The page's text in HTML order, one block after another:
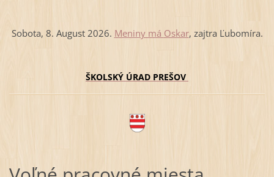
Sobota, 8. August 2026. Meniny má Oskar, zajtra Ľubomíra.
ŠKOLSKÝ ÚRAD PREŠOV